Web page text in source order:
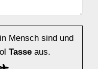
Mensch sind und
Tasseaus.